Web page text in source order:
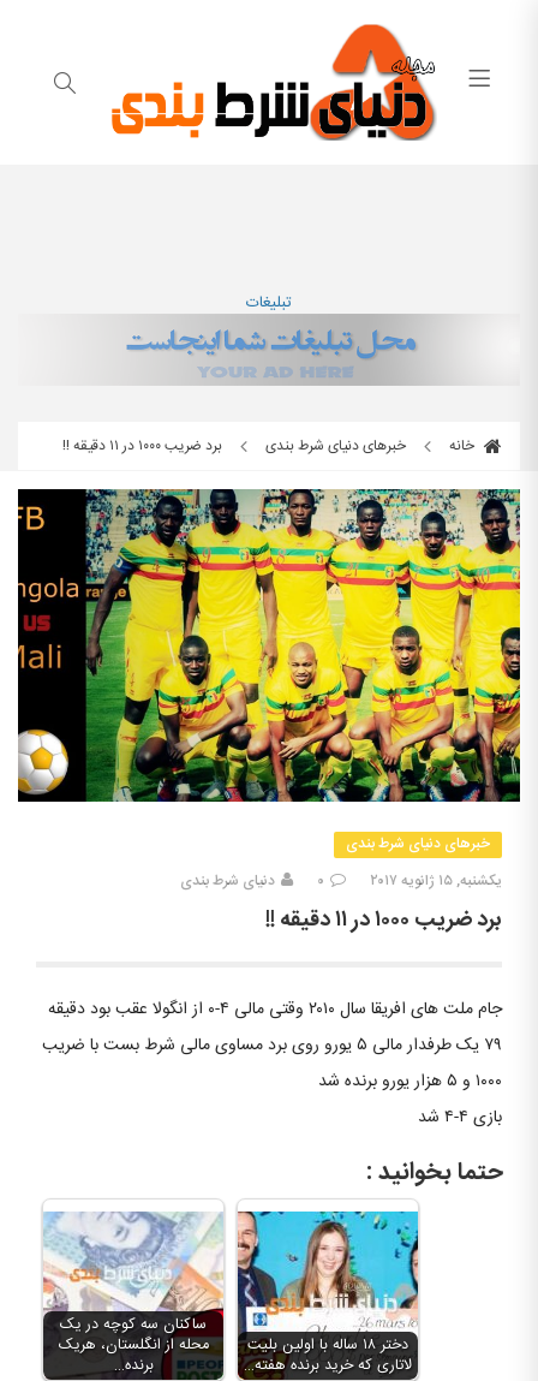
تبلیغات
خانه خبرهای دنیای شرط بندی برد ضریب ۱۰۰۰ در ۱۱ دقیقه !!
خبرهای دنیای شرط بندی
یکشنبه, ۱۵ ژانویه ۲۰۱۷
۰ دنیای شرط بندی
برد ضریب ۱۰۰۰ در ۱۱ دقیقه !!
جام ملت های افریقا سال ۲۰۱۰ وقتی مالی ۴-۰ از انگولا عقب بود دقیقه
۷۹ یک طرفدار مالی ۵ یورو روی برد مساوی مالی شرط بست با ضریب
۱۰۰۰ و ۵ هزار یورو برنده شد
بازی ۴-۴ شد
حتما بخوانید :
ساکنان سه کوچه در یک
محله از انگلستان، هریک
برنده…
دختر ۱۸ ساله با اولین بلیت
لاتاری که خرید برنده هفته…